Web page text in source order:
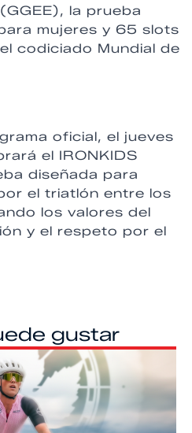
la prueba
mujeres y 65 slots
codiciado Mundial de
oficial, el jueves
el IRONKIDS
diseñada para
el triatlón entre los
los valores del
y el respeto por el
gustar